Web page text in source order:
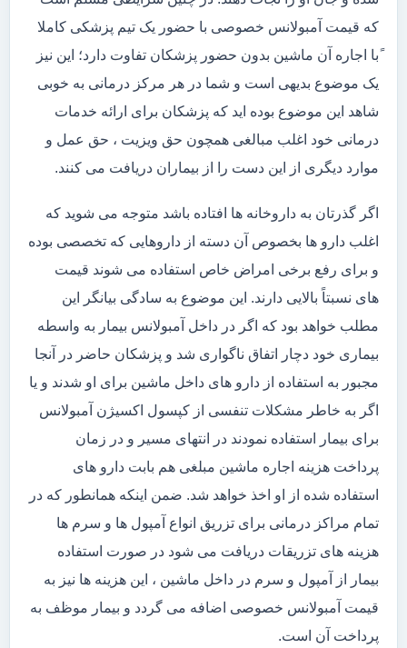
که قیمت آمبولانس خصوصی با حضور یک تیم پزشکی کاملا
ًبا اجاره آن ماشین بدون حضور پزشکان تفاوت دارد؛ این نیز
یک موضوع بدیهی است و شما در هر مرکز درمانی به خوبی
شاهد این موضوع بوده اید که پزشکان برای ارائه خدمات
درمانی خود اغلب مبالغی همچون حق ویزیت ، حق عمل و
موارد دیگری از این دست را از بیماران دریافت می کنند.
اگر گذرتان به داروخانه ها افتاده باشد متوجه می شوید که
اغلب دارو ها بخصوص آن دسته از داروهایی که تخصصی بوده
و برای رفع برخی امراض خاص استفاده می شوند قیمت
های نسبتاً بالایی دارند. این موضوع به سادگی بیانگر این
مطلب خواهد بود که اگر در داخل آمبولانس بیمار به واسطه
بیماری خود دچار اتفاق ناگواری شد و پزشکان حاضر در آنجا
مجبور به استفاده از دارو های داخل ماشین برای او شدند و یا
اگر به خاطر مشکلات تنفسی از کپسول اکسیژن آمبولانس
برای بیمار استفاده نمودند در انتهای مسیر و در زمان
پرداخت هزینه اجاره ماشین مبلغی هم بابت دارو های
استفاده شده از او اخذ خواهد شد. ضمن اینکه همانطور که در
تمام مراکز درمانی برای تزریق انواع آمپول ها و سرم ها
هزینه های تزریقات دریافت می شود در صورت استفاده
بیمار از آمپول و سرم در داخل ماشین ، این هزینه ها نیز به
قیمت آمبولانس خصوصی اضافه می گردد و بیمار موظف به
پرداخت آن است.